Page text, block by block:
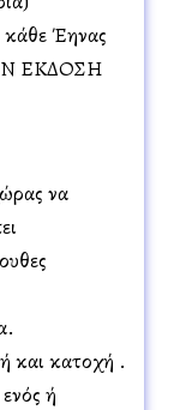
Έλληνας
ΕΚΔΟΣΗ
να
και κατοχή .
ή